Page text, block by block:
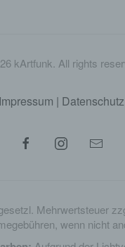
kArtfunk. All rights
Impressum | Datenschutz
Mehrwertsteuer
wenn nicht